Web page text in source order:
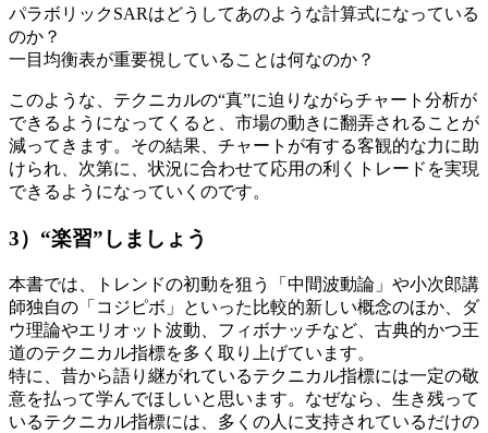
パラボリックSARはどうしてあのような計算式になっている
のか？
一目均衡表が重要視していることは何なのか？
このような、テクニカルの“真”に迫りながらチャート分析が
できるようになってくると、市場の動きに翻弄されることが
減ってきます。その結果、チャートが有する客観的な力に助
けられ、次第に、状況に合わせて応用の利くトレードを実現
できるようになっていくのです。
3）“楽習”しましょう
本書では、トレンドの初動を狙う「中間波動論」や小次郎講
師独自の「コジピボ」といった比較的新しい概念のほか、ダ
ウ理論やエリオット波動、フィボナッチなど、古典的かつ王
道のテクニカル指標を多く取り上げています。
特に、昔から語り継がれているテクニカル指標には一定の敬
意を払って学んでほしいと思います。なぜなら、生き残って
いるテクニカル指標には、多くの人に支持されているだけの